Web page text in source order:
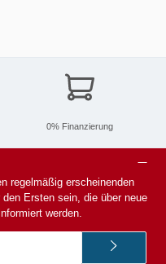
0% Finanzierung
regelmäßig erscheinenden
Ersten sein, die über neue
werden.